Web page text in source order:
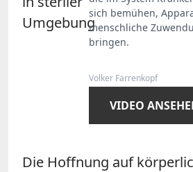
sich bemühen,
menschliche
bringen.
Volker Farrenkopf
VIDEO
Die Hoffnung auf